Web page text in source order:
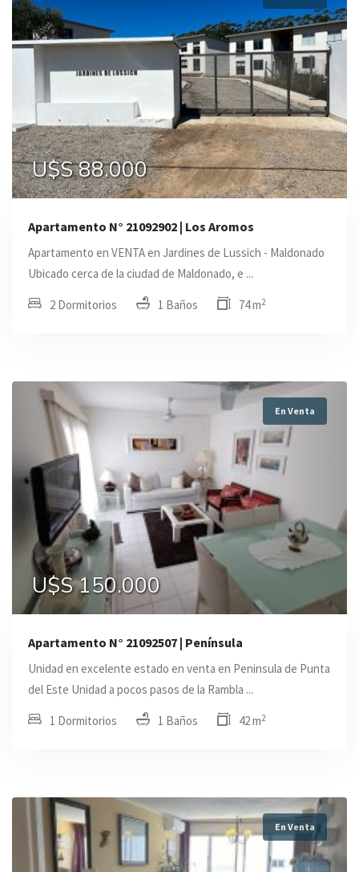
U$S 88.000
Apartamento N° 21092902 | Los Aromos
Apartamento en VENTA en Jardines de Lussich - Maldonado
Ubicado cerca de la ciudad de Maldonado, e ...
2 Dormitorios 1 Baños 74 m2
En Venta
U$S 150.000
Apartamento N° 21092507 | Península
Unidad en excelente estado en venta en Peninsula de Punta
del Este Unidad a pocos pasos de la Rambla ...
1 Dormitorios 1 Baños 42 m2
En Venta